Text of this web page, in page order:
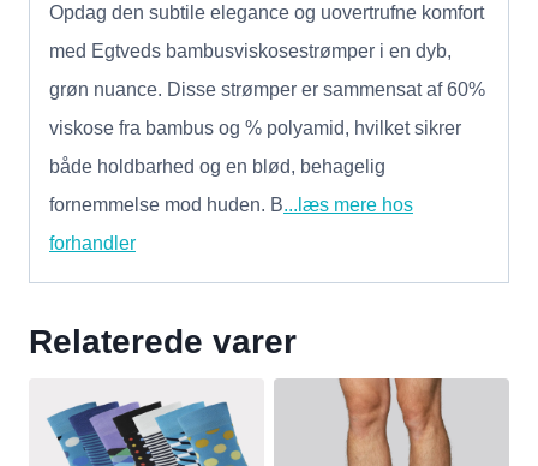
Opdag den subtile elegance og uovertrufne komfort
med Egtveds bambusviskosestrømper i en dyb,
grøn nuance. Disse strømper er sammensat af 60%
viskose fra bambus og % polyamid, hvilket sikrer
både holdbarhed og en blød, behagelig
fornemmelse mod huden. B...læs mere hos
forhandler
Relaterede varer